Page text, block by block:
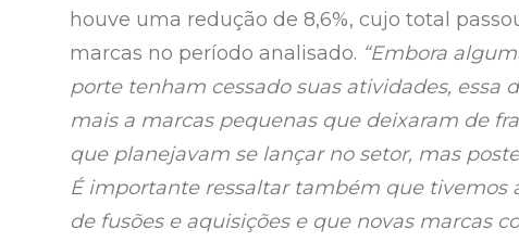
houve uma redução de 8,6%, cujo total
marcas no período analisado. “Embora
porte tenham cessado suas atividades, essa
mais a marcas pequenas que deixaram de
que planejavam se lançar no setor, mas
É importante ressaltar também que tivemos
de fusões e aquisições e que novas marcas